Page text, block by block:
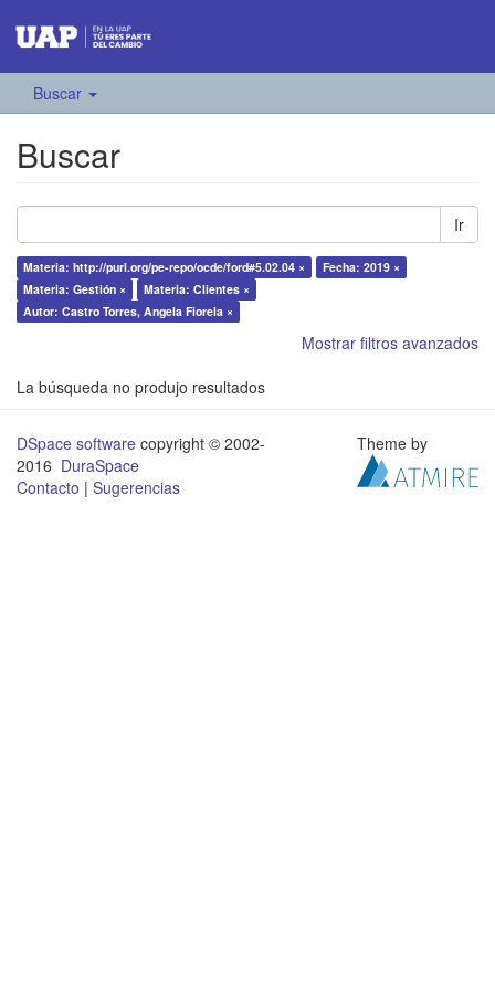
Buscar
Buscar
Ir
Materia: http://purl.org/pe-repo/ocde/ford#5.02.04 ×
Fecha: 2019 ×
Materia: Gestión ×
Materia: Clientes ×
Autor: Castro Torres, Angela Fiorela ×
Mostrar filtros avanzados
La búsqueda no produjo resultados
DSpace software copyright © 2002-
2016 DuraSpace
Contacto | Sugerencias
Theme by